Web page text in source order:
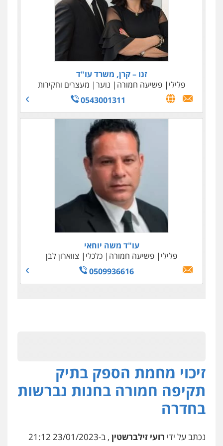
זנו – קרן, משרד עו"ד
פלילי
פשיעה חמורה נוער
מעצרים וחקירות
0543001311
עו"ד משה יוחאי
פלילי
פשיעה חמורה כלכלי
צווארון לבן
0509936616
זיכוי מחמת הספק בתיק
תקיפה חמורה בחנות נברשות
בחדרה
נכתב על ידי רועי זילברשטין , ב-23/01/2023 21:12